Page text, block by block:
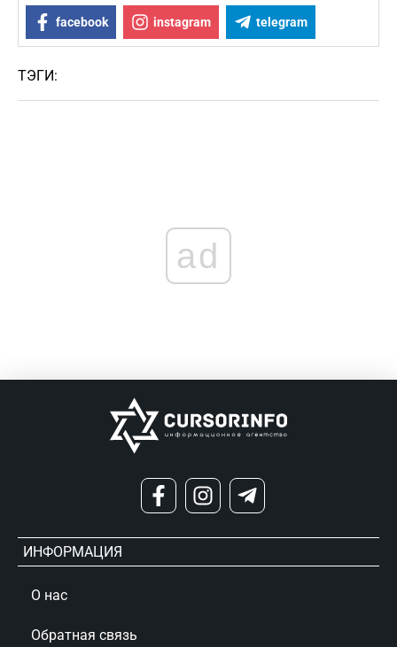
facebook instagram telegram
ТЭГИ:
ad
ИНФОРМАЦИЯ
О нас
Обратная связь